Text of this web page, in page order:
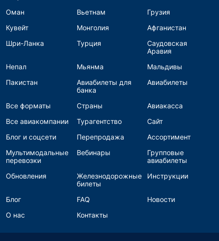
Оман
Вьетнам
Грузия
Кувейт
Монголия
Афганистан
Шри-Ланка
Турция
Саудовская
Аравия
Непал
Мьянма
Мальдивы
Пакистан
Авиабилеты для
банка
Авиабилеты
Все форматы Страны
Авиакасса
Все авиакомпании
Турагентство
Сайт
Блог и соцсети
Перепродажа
Ассортимент
Мультимодальные
перевозки
Вебинары
Групповые
авиабилеты
Обновления
Железнодорожные
билеты
Инструкции
Блог FAQ
Новости
О нас
Контакты